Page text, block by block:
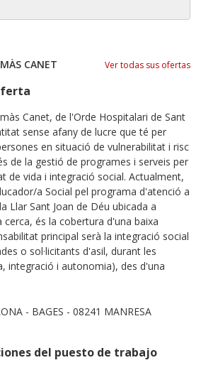
CANET Ver todas sus ofertas
Canet, de l'Orde Hospitalari de Sant
sense afany de lucre que té per
en situació de vulnerabilitat i risc
de la gestió de programes i serveis per
de vida i integració social. Actualment,
a Social pel programa d'atenció a
Llar Sant Joan de Déu ubicada a
cerca, és la cobertura d'una baixa
principal serà la integració social
o sol·licitants d'asil, durant les
integració i autonomia), des d'una
- BAGES - 08241 MANRESA
del puesto de trabajo